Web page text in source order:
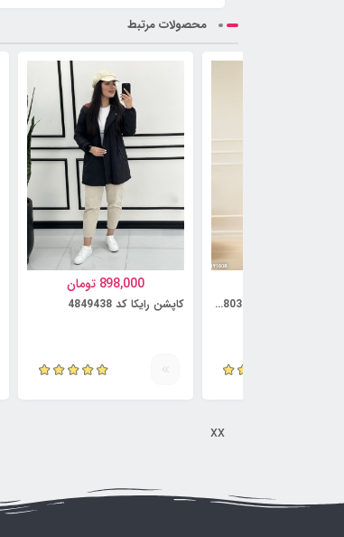
محصولات مرتبط
کت و دامن مدل آنوشه کد 5814803
898,000 تومان
کاپشن رایکا کد 4849438
xx